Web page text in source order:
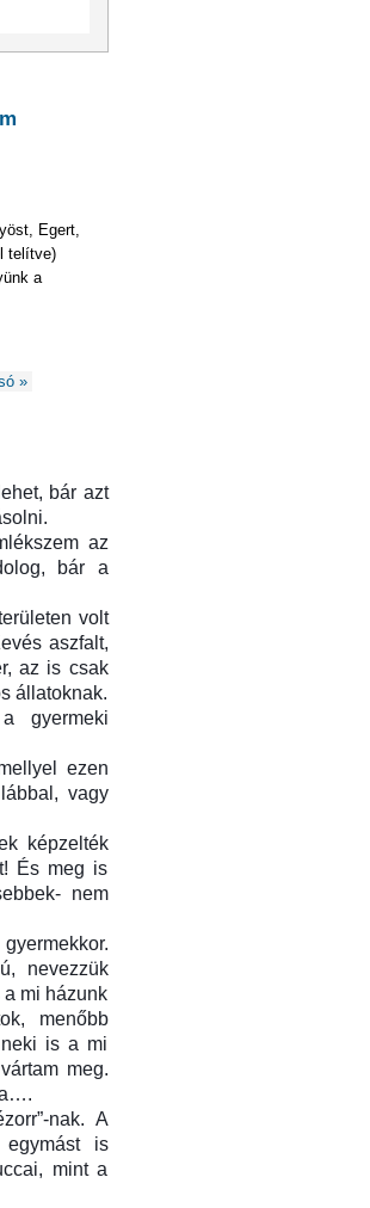
Egert,
telítve)
a
»
bár azt
az
bár a
volt
aszfalt,
az is csak
állatoknak.
gyermeki
ezen
vagy
képzelték
És meg is
nem
nevezzük
mi házunk
menőbb
is a mi
meg.
nak. A
is
mint a